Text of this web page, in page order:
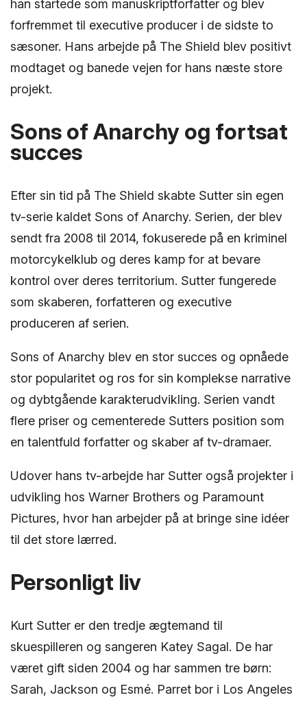
han startede som manuskriptforfatter og blev
forfremmet til executive producer i de sidste to
sæsoner. Hans arbejde på The Shield blev positivt
modtaget og banede vejen for hans næste store
projekt.
Sons of Anarchy og fortsat
succes
Efter sin tid på The Shield skabte Sutter sin egen
tv-serie kaldet Sons of Anarchy. Serien, der blev
sendt fra 2008 til 2014, fokuserede på en kriminel
motorcykelklub og deres kamp for at bevare
kontrol over deres territorium. Sutter fungerede
som skaberen, forfatteren og executive
produceren af serien.
Sons of Anarchy blev en stor succes og opnåede
stor popularitet og ros for sin komplekse narrative
og dybtgående karakterudvikling. Serien vandt
flere priser og cementerede Sutters position som
en talentfuld forfatter og skaber af tv-dramaer.
Udover hans tv-arbejde har Sutter også projekter i
udvikling hos Warner Brothers og Paramount
Pictures, hvor han arbejder på at bringe sine idéer
til det store lærred.
Personligt liv
Kurt Sutter er den tredje ægtemand til
skuespilleren og sangeren Katey Sagal. De har
været gift siden 2004 og har sammen tre børn:
Sarah, Jackson og Esmé. Parret bor i Los Angeles